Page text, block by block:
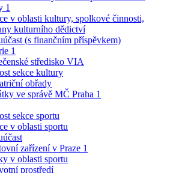
1
v oblasti kultury, spolkové činnosti,
kulturního dědictví
(s finančním příspěvkem)
1
středisko VIA
sekce kultury
obřady
ve správě MČ Praha 1
sekce sportu
v oblasti sportu
zařízení v Praze 1
v oblasti sportu
prostředí